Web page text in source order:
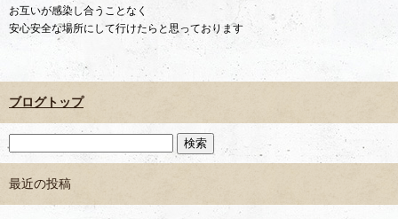
お互いが感染し合うことなく
安心安全な場所にして行けたらと思っております
ブログトップ
最近の投稿